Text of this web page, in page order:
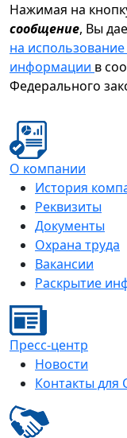
Нажимая на
сообщение, Вы
на
информации в
Федерального
О компании
История
Реквизиты
Документы
Охрана труда
Вакансии
Раскрытие
Пресс-центр
Новости
Контакты